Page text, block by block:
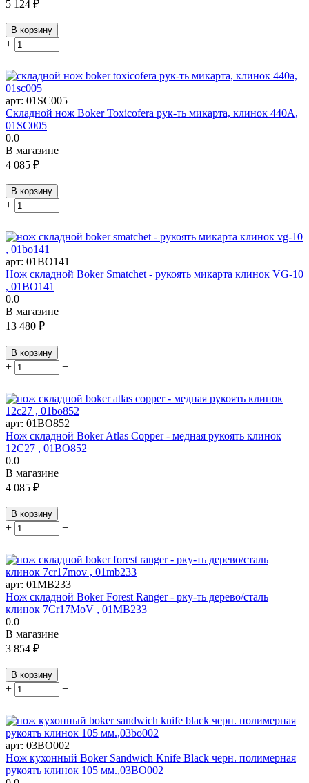
5 124 ₽
В корзину
+ −
арт: 01SC005
Cкладной нож Boker Toxicofera рук-ть микарта, клинок 440A,
01SC005
0.0
В магазине
4 085 ₽
В корзину
+ −
арт: 01BO141
Нож складной Boker Smatchet - рукоять микарта клинок VG-10
, 01BO141
0.0
В магазине
13 480 ₽
В корзину
+ −
арт: 01BO852
Нож складной Boker Atlas Copper - медная рукоять клинок
12С27 , 01BO852
0.0
В магазине
4 085 ₽
В корзину
+ −
арт: 01MB233
Нож складной Boker Forest Ranger - рку-ть дерево/сталь
клинок 7Cr17MoV , 01MB233
0.0
В магазине
3 854 ₽
В корзину
+ −
арт: 03BO002
Нож кухонный Boker Sandwich Knife Black черн. полимерная
рукоять клинок 105 мм.,03BO002